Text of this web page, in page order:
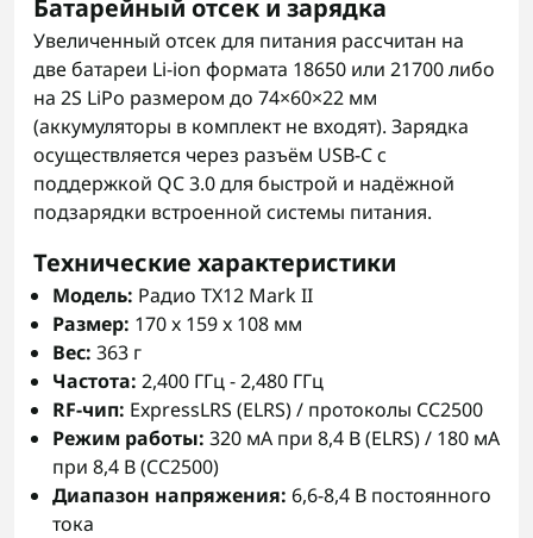
Батарейный отсек и зарядка
Увеличенный отсек для питания рассчитан на
две батареи Li-ion формата 18650 или 21700 либо
на 2S LiPo размером до 74×60×22 мм
(аккумуляторы в комплект не входят). Зарядка
осуществляется через разъём USB-C с
поддержкой QC 3.0 для быстрой и надёжной
подзарядки встроенной системы питания.
Технические характеристики
Модель: Радио TX12 Mark II
Размер: 170 x 159 x 108 мм
Вес: 363 г
Частота: 2,400 ГГц - 2,480 ГГц
RF-чип: ExpressLRS (ELRS) / протоколы CC2500
Режим работы: 320 мА при 8,4 В (ELRS) / 180 мА
при 8,4 В (CC2500)
Диапазон напряжения: 6,6-8,4 В постоянного
тока